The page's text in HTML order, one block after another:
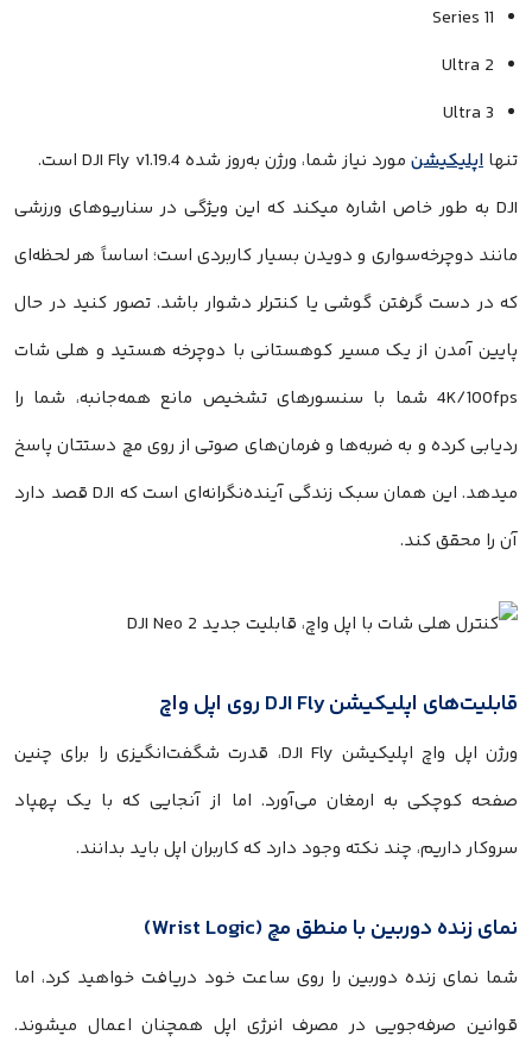
Series 11
Ultra 2
Ultra 3
تنها اپلیکیشن مورد نیاز شما، ورژن به‌روز شده DJI Fly v1.19.4 است.
DJI به طور خاص اشاره میکند که این ویژگی در سناریوهای ورزشی
مانند دوچرخه‌سواری و دویدن بسیار کاربردی است؛ اساساً هر لحظه‌ای
که در دست گرفتن گوشی یا کنترلر دشوار باشد. تصور کنید در حال
پایین آمدن از یک مسیر کوهستانی با دوچرخه هستید و هلی شات
4K/100fps شما با سنسورهای تشخیص مانع همه‌جانبه، شما را
ردیابی کرده و به ضربه‌ها و فرمان‌های صوتی از روی مچ دستتان پاسخ
میدهد. این همان سبک زندگی آینده‌نگرانه‌ای است که DJI قصد دارد
آن را محقق کند.
قابلیت‌های اپلیکیشن DJI Fly روی اپل واچ
ورژن اپل واچ اپلیکیشن DJI Fly، قدرت شگفت‌انگیزی را برای چنین
صفحه کوچکی به ارمغان می‌آورد. اما از آنجایی که با یک پهپاد
سروکار داریم، چند نکته وجود دارد که کاربران اپل باید بدانند.
نمای زنده دوربین با منطق مچ (Wrist Logic)
شما نمای زنده دوربین را روی ساعت خود دریافت خواهید کرد، اما
قوانین صرفه‌جویی در مصرف انرژی اپل همچنان اعمال میشوند.